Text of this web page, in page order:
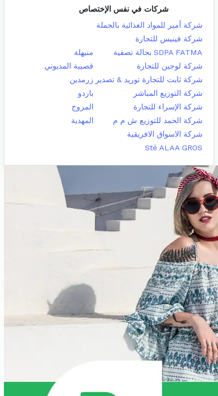
شركات في نفس الإختصاص
شركة أمير للمواد الغذائية بالجملة
شركة فينيس للتجارة
SDPA FATMA بحالة تصفية
منيهلة
شركة لوجين للتجارة
قصيبة المديوني
شركة ثابت للتجارة توريد & تصدير زرمدين
شركة التوزيع المباشر
باردو
شركة الإسراء للتجارة
المروج
شركة الحمد للتوزيع ش م م
المهدية
شركة الاسواق الافريقية
Sté ALAA GROS